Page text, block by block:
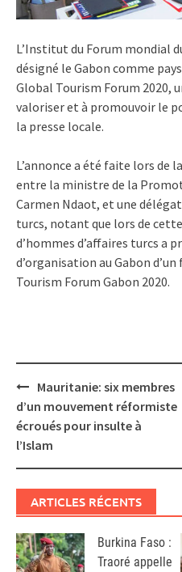
L’Institut du Forum mondial
désigné le Gabon comme
Global Tourism Forum 2020,
valoriser et à promouvoir le
la presse locale.
L’annonce a été faite lors de
entre la ministre de la
Carmen Ndaot, et une
turcs, notant que lors de
d’hommes d’affaires turcs a
d’organisation au Gabon
Tourism Forum Gabon 2020.
Post
navigation
Mauritanie: six membres
d’un mouvement réformiste
écroués pour insulte à
l’Islam
ARTICLES RÉCENTS
Burkina Faso :
Traoré appelle